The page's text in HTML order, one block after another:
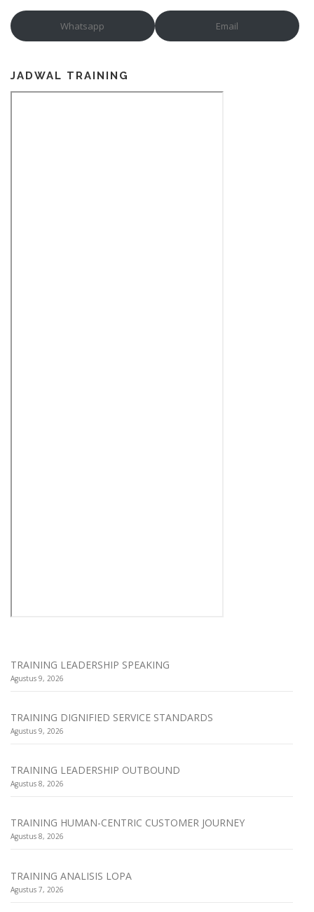
Whatsapp Email
JADWAL TRAINING
TRAINING LEADERSHIP SPEAKING
Agustus 9, 2026
TRAINING DIGNIFIED SERVICE STANDARDS
Agustus 9, 2026
TRAINING LEADERSHIP OUTBOUND
Agustus 8, 2026
TRAINING HUMAN-CENTRIC CUSTOMER JOURNEY
Agustus 8, 2026
TRAINING ANALISIS LOPA
Agustus 7, 2026